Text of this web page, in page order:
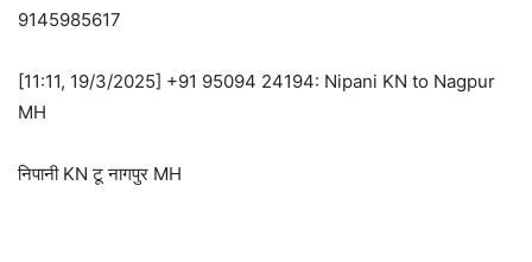
9145985617
[11:11, 19/3/2025] +91 95094 24194: Nipani KN to Nagpur
MH
निपानी KN टू नागपुर MH